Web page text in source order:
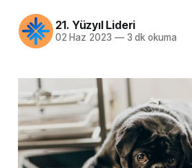
21. Yüzyıl Lideri
02 Haz 2023 —3 dk okuma